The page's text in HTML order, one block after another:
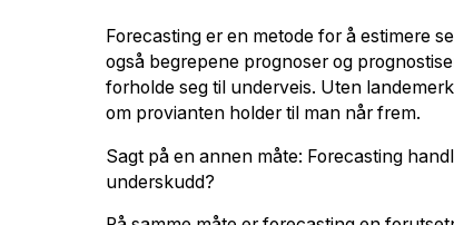
Forecasting er en metode for å estimere
også begrepene prognoser og
forholde seg til underveis. Uten
om provianten holder til man når frem.
Sagt på en annen måte: Forecasting
underskudd?